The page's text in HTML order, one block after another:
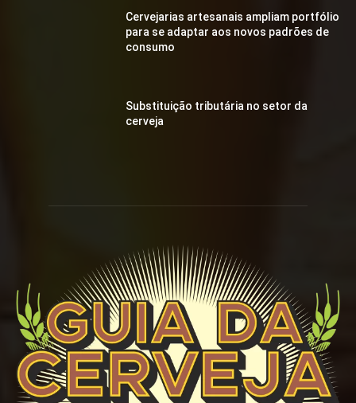
Cervejarias artesanais ampliam portfólio
para se adaptar aos novos padrões de
consumo
Substituição tributária no setor da
cerveja